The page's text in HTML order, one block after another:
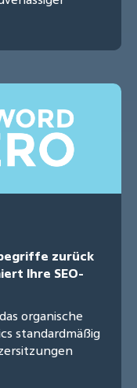
zurück
Ihre SEO-
organische
standardmäßig